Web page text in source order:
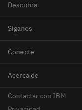
Contactar con IBM